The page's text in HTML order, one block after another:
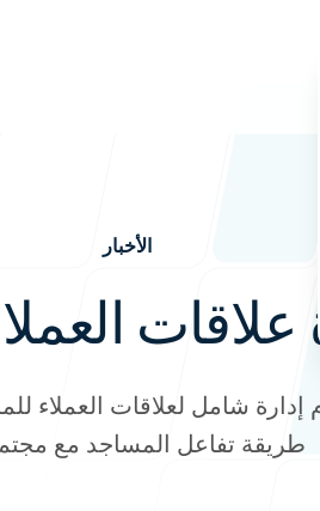
الأخبار
علاقات
إدارة شامل لعلاقات العملاء
طريقة تفاعل المساجد مع